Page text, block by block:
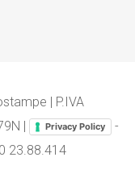
| P.IVA
|
Privacy Policy -
23.88.414